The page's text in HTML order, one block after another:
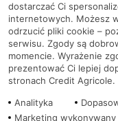
Regulamin serwisu
Mapa serwisu
PolitykaCookies
dostarczać Ci
internetowych. Możesz
odrzucić pliki cookie –
serwisu. Zgody są
momencie. Wyrażenie
prezentować Ci lepiej
stronach Credit Agricole.
Analityka
Marketing